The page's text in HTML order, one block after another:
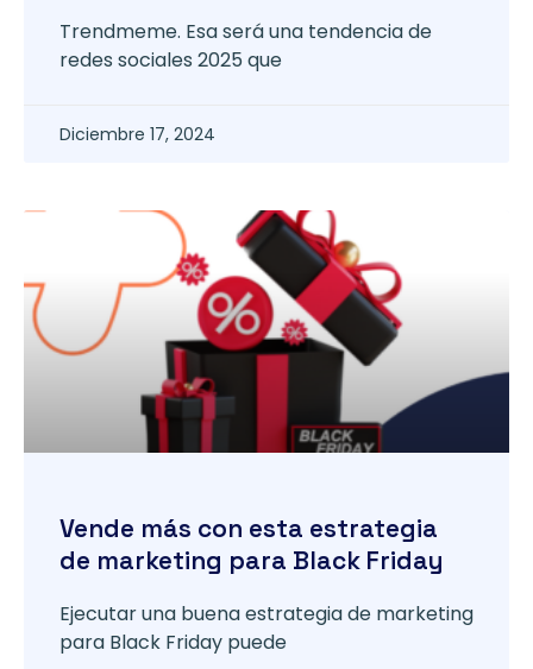
Trendmeme. Esa será una tendencia de
redes sociales 2025 que
Diciembre 17, 2024
Vende más con esta estrategia
de marketing para Black Friday
Ejecutar una buena estrategia de marketing
para Black Friday puede